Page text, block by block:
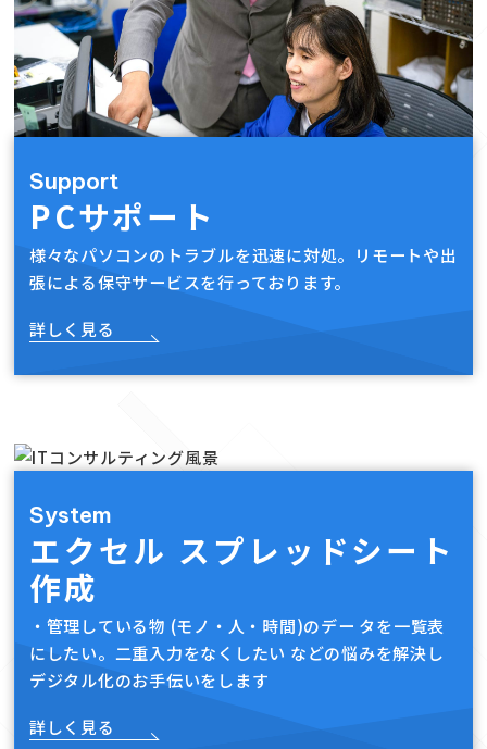
Support
PCサポート
様々なパソコンのトラブルを迅速に対処。リモートや出
張による保守サービスを行っております。
詳しく見る
System
エクセル スプレッドシート
作成
・管理している物 (モノ・人・時間)のデー タを一覧表
にしたい。二重入力をなくしたい などの悩みを解決し
デジタル化のお手伝いをします
詳しく見る